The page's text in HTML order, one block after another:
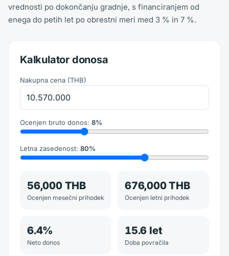
vrednosti po dokončanju gradnje, s financiranjem od
enega do petih let po obrestni meri med 3 % in 7 %.
Kalkulator donosa
Nakupna cena (THB)
Ocenjen bruto donos: 8%
Letna zasedenost: 80%
56,000 THB
Ocenjen mesečni prihodek
676,000 THB
Ocenjen letni prihodek
6.4%
Neto donos
15.6 let
Doba povračila